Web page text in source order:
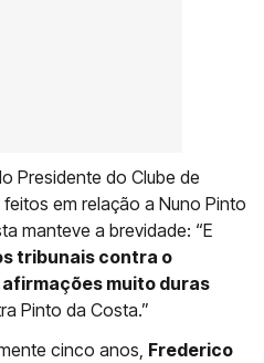
Presidente do Clube de
em relação a Nuno Pinto
manteve a brevidade: “E
tribunais contra o
muito duras
Pinto da Costa.”
cinco anos, Frederico